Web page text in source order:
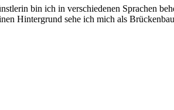
bin ich in verschiedenen Sprachen
Hintergrund sehe ich mich als